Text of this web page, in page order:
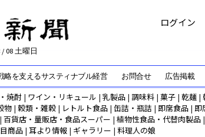
/ 08 土曜日
ログイン
略を支えるサスティナブル経営 お問合せ 広告掲載
焼酎 | ワイン・リキュール | 乳製品 | 調味料 | 菓子 | 乾麺 |
物 | 穀類・雑穀 | レトルト食品 | 缶詰・瓶詰 | 即席食品 | 即
| 百貨店・量販店・食品スーパー | 植物性食品・代替肉製品 |
商品 | 耳より情報 | ギャラリー | 料理人の娘